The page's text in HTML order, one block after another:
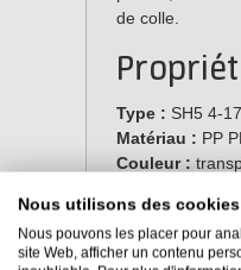
de colle.
Type : SH5 4-17
Matériau : PP
Couleur :
Nombre
Longueur :100
Nous utilisons des cookies
Nous pouvons les placer pour
site Web, afficher un contenu